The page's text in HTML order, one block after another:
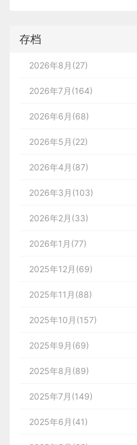
存档
2026年8月(27)
2026年7月(164)
2026年6月(68)
2026年5月(22)
2026年4月(87)
2026年3月(103)
2026年2月(33)
2026年1月(77)
2025年12月(69)
2025年11月(88)
2025年10月(157)
2025年9月(69)
2025年8月(89)
2025年7月(149)
2025年6月(41)